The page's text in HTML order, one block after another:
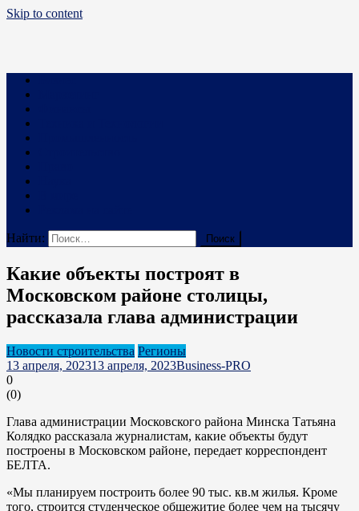
Skip to content
Business PRO
Новости про бизнес и не только
Найти:
Какие объекты построят в
Московском районе столицы,
рассказала глава администрации
Новости строительства Регионы
13 апреля, 202313 апреля, 2023Business-PRO
0
(0)
Глава администрации Московского района Минска Татьяна
Колядко рассказала журналистам, какие объекты будут
построены в Московском районе, передает корреспондент
БЕЛТА.
«Мы планируем построить более 90 тыс. кв.м жилья. Кроме
того, строится студенческое общежитие более чем на тысячу